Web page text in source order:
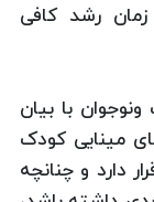
رشد کافی
با بیان
مینایی کودک
دارد و چنانچه